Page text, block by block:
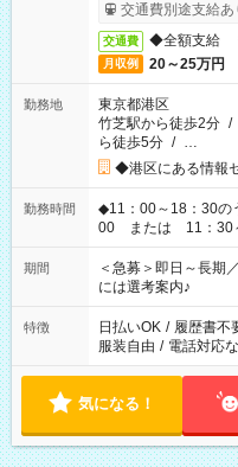
交通費別途支給あ
交通費 ◆全額支給
月収例 20～25万円
勤務地
東京都港区
竹芝駅から徒歩2分 /
ら徒歩5分 / …
◆港区にある情報
勤務時間
◆11：00～18：30の
00 または 11：30～18：30 。*。ブラ
ば前職が、 在宅/財
スタッフ スイーツ販
業界から入社して活
期間
＜急募＞即日～長期
には選考案内♪
特徴 日払いOK / 履歴書不
服装自由 / 電話対応
気になる！